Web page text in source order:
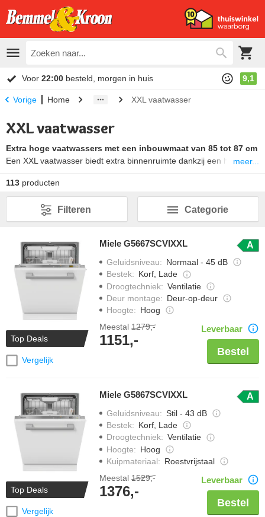
Voor 22:00 besteld, morgen in huis 9,1
Vorige Home XXL vaatwasser
XXL vaatwasser
Extra hoge vaatwassers met een inbouwmaat van 85 tot 87 cm
Een XXL vaatwasser biedt extra binnenruimte dankzij een hogere
afwas. Deze modellen combineren capaciteit met energiezuinigheid
en slimme functies – zonder in te leveren op prestaties of ruimte in
je keuken.Meer over XXL vaatwassers ↓
meer...
113 producten
Categorie
Filteren
Top Deals
Vergelijk
Miele G5667SCVIXXL A
Geluidsniveau: Normaal - 45 dB
Bestek: Korf, Lade
Droogtechniek: Ventilatie
Deur montage: Deur-op-deur
Hoogte: Hoog
Meestal 1279,-
1151,-
Leverbaar
Bestel
Top Deals
Vergelijk
Miele G5867SCVIXXL A
Geluidsniveau: Stil - 43 dB
Bestek: Korf, Lade
Droogtechniek: Ventilatie
Hoogte: Hoog
Kuipmateriaal: Roestvrijstaal
Meestal 1529,-
1376,-
Leverbaar
Bestel